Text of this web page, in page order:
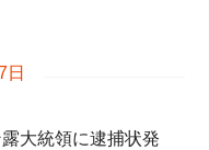
ルム
ムについて
日
大統領に逮捕状発